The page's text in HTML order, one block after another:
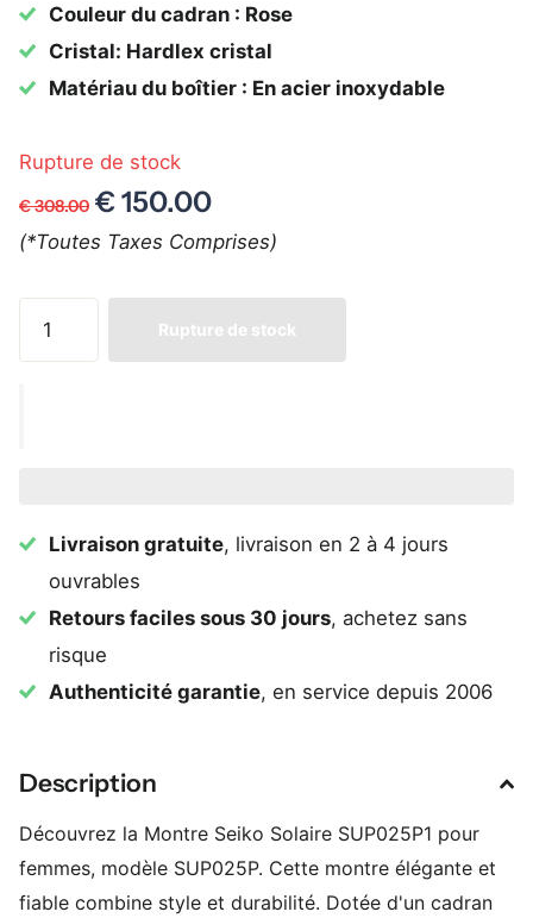
Couleur du cadran : Rose
Cristal: Hardlex cristal
Matériau du boîtier : En acier inoxydable
Rupture de stock
€ 308.00 € 150.00
(*Toutes Taxes Comprises)
Rupture de stock
Livraison gratuite, livraison en 2 à 4 jours
ouvrables
Retours faciles sous 30 jours, achetez sans
risque
Authenticité garantie, en service depuis 2006
Description
Découvrez la Montre Seiko Solaire SUP025P1 pour
femmes, modèle SUP025P. Cette montre élégante et
fiable combine style et durabilité. Dotée d'un cadran